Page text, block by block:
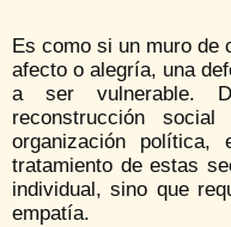
Es como si un muro
afecto o alegría, una
a ser vulnerable.
reconstrucción
organización política,
tratamiento de estas
individual, sino que
empatía.